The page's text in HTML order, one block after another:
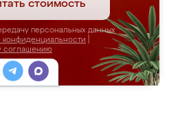
стоимость
персональных данных
конфиденциальности
соглашению